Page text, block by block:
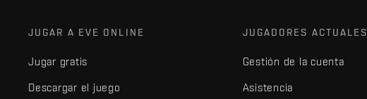
JUGAR A EVE ONLINE
Jugar gratis
Descargar el juego
JUGADORES ACTUALES
Gestión de la cuenta
Asistencia